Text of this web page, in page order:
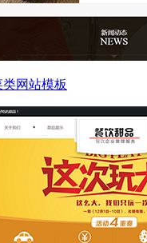
网站模板